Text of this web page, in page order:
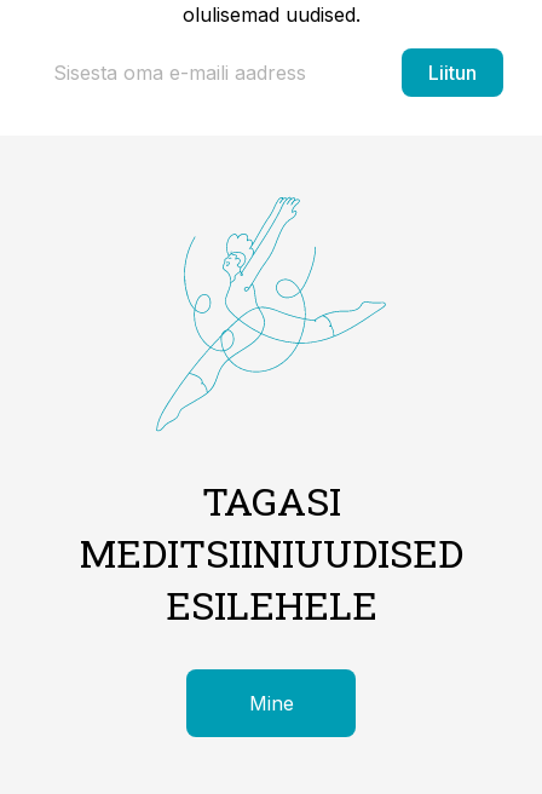
olulisemad uudised.
Liitun
TAGASI
MEDITSIINIUUDISED
ESILEHELE
Mine